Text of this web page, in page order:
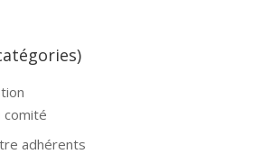
comité
adhérents